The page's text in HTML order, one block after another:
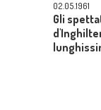
02.05.1961
Gli